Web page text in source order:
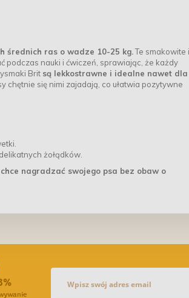
średnich ras o wadze 10-25 kg.Te smakowite i
podczas nauki i ćwiczeń, sprawiając, że każdy
Brit są lekkostrawne i idealne nawet dla
chętnie się nimi zajadają, co ułatwia pozytywne
żołądków.
nagradzać swojego psa bez obaw o